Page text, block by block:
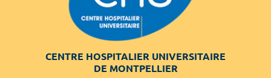
CENTRE HOSPITALIER UNIVERSITAIRE
DE MONTPELLIER